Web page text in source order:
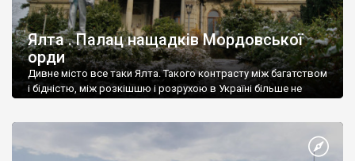
Ялта . Палац нащадків Мордовської
орди
Дивне місто все таки Ялта. Такого контрасту між багатством
і бідністю, між розкішшю і розрухою в Україні більше не